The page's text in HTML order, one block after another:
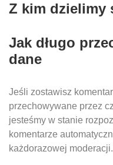
Z kim dzielimy
Jak długo
dane
Jeśli zostawisz
przechowywane przez
jesteśmy w stanie
komentarze
każdorazowej moderacji.